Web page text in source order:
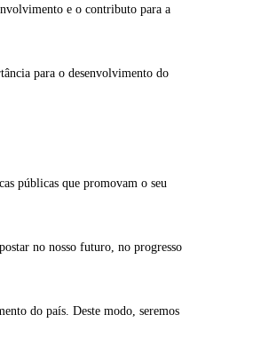
e o contributo para a
para o desenvolvimento do
públicas que promovam o seu
no nosso futuro, no progresso
do país. Deste modo, seremos